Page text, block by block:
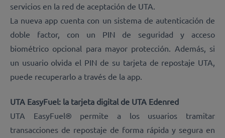
servicios en la red de aceptación de UTA.
La nueva app cuenta con un sistema de autenticación de
doble factor, con un PIN de seguridad y acceso
biométrico opcional para mayor protección. Además, si
un usuario olvida el PIN de su tarjeta de repostaje UTA,
puede recuperarlo a través de la app.
UTA EasyFuel: la tarjeta digital de UTA Edenred
UTA EasyFuel® permite a los usuarios tramitar
transacciones de repostaje de forma rápida y segura en